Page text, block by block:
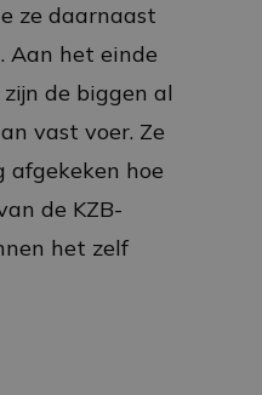
ze daarnaast
Aan het einde
de biggen al
vast voer. Ze
afgekeken hoe
de KZB-
het zelf